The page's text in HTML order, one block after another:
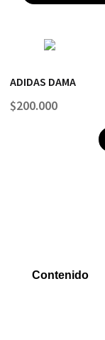
ADIDAS DAMA
$200.000
Contenido